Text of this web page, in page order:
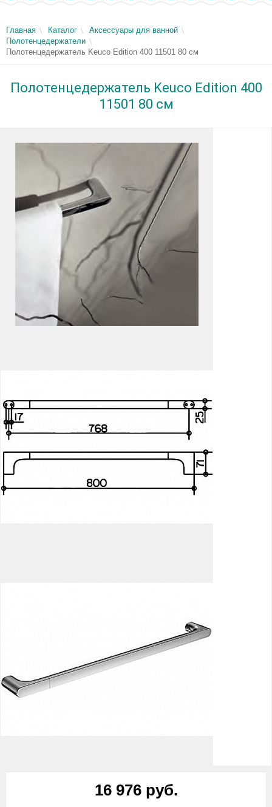
Главная Каталог
Аксессуары для ванной
Полотенцедержатели
Полотенцедержатель Keuco Edition 400 11501 80 см
Полотенцедержатель Keuco Edition 400
11501 80 см
16 976 руб.